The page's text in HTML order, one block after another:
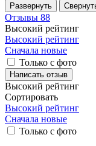
Развернуть
Отзывы 88
Высокий рейтинг
Высокий рейтинг
Сначала новые
Только с фото
Написать отзыв
Высокий рейтинг
Сортировать
Высокий рейтинг
Сначала новые
Только с фото